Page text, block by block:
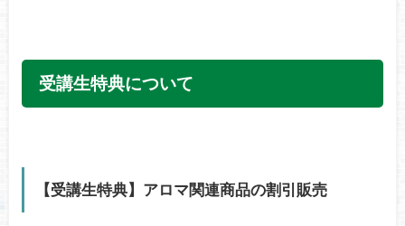
受講生特典について
【受講生特典】アロマ関連商品の割引販売